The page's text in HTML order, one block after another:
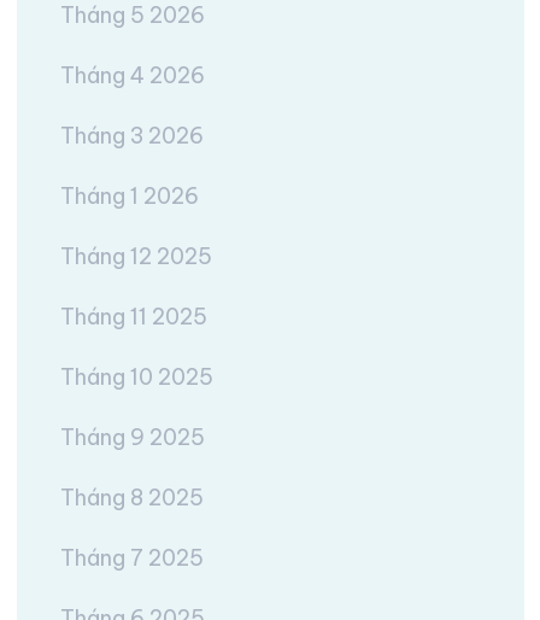
Tháng 5 2026
Tháng 4 2026
Tháng 3 2026
Tháng 1 2026
Tháng 12 2025
Tháng 11 2025
Tháng 10 2025
Tháng 9 2025
Tháng 8 2025
Tháng 7 2025